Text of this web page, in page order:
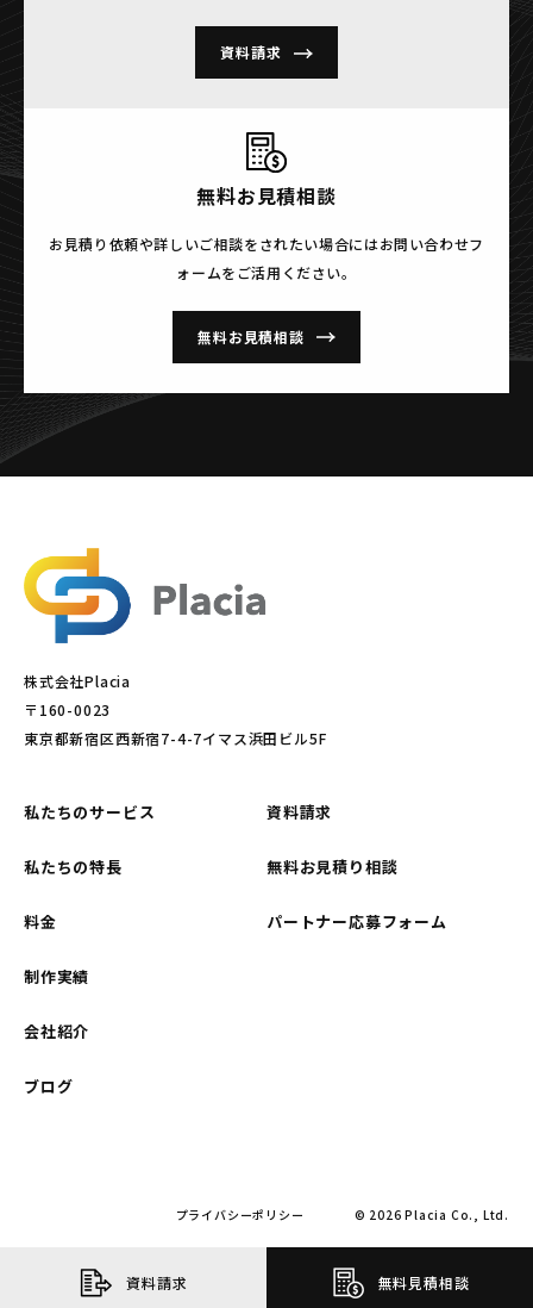
資料請求 無料見積相談
資料請求
無料お見積相談
お見積り依頼や詳しいご相談をされたい場合にはお問い合わせフ
ォームをご活用ください。
無料お見積相談
株式会社Placia
〒160-0023
東京都新宿区西新宿7-4-7イマス浜田ビル5F
私たちのサービス
私たちの特長
料金
制作実績
会社紹介
ブログ
資料請求
無料お見積り相談
パートナー応募フォーム
プライバシーポリシー © 2026 Placia Co., Ltd.